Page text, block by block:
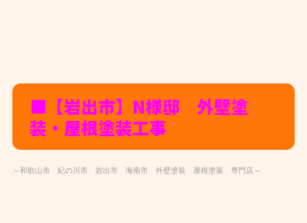
■【岩出市】N様邸 外壁塗
装・屋根塗装工事
～和歌山市 紀の川市 岩出市 海南市 外壁塗装 屋根塗装 専門店～